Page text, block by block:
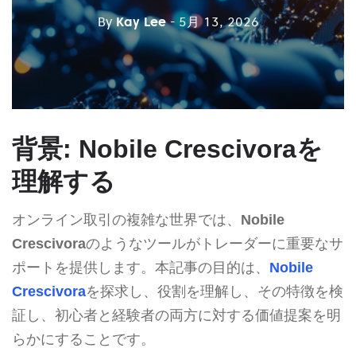
ByKay Lee - 5月 13, 2026
背景: Nobile Crescivoraを
理解する
オンライン取引の複雑な世界では、 Nobile
Crescivoraのようなツールがトレーダーに重要なサ
ポートを提供します。本記事の目的は、 Nobile
Crescivoraを探求し、役割を理解し、その特徴を検
証し、初心者と経験者の両方に対する価値提案を明
らかにすることです。